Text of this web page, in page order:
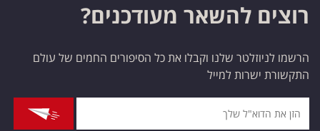
רוצים להשאר מעודכנים?
הרשמו לניוזלטר שלנו וקבלו את כל הסיפורים החמים של עולם
התקשורת ישרות למייל